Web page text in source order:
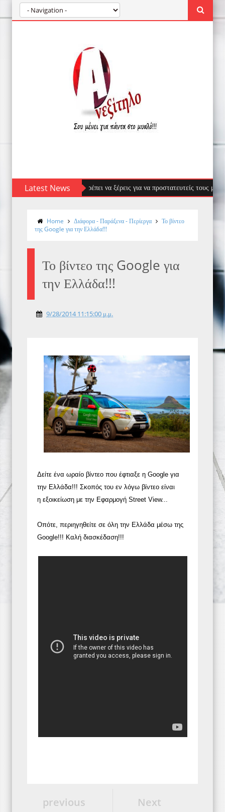
Latest News
- Ό,τι πρέπει να ξέρεις για να προστατευτείς τους μήνες της
Home Διάφορα - Παράξενα - Περίεργα
Το βίντεο
της Google για την Ελλάδα!!!
Το βίντεο της Google για
την Ελλάδα!!!
9/28/2014 11:15:00 μ.μ.
Δείτε ένα ωραίο βίντεο που έφτιαξε η Google για
την Ελλάδα!!! Σκοπός του εν λόγω βίντεο είναι
η εξοικείωση με την Εφαρμογή Street View...
Οπότε, περιηγηθείτε σε όλη την Ελλάδα μέσω της
Google!!! Καλή διασκέδαση!!!
Next
previous